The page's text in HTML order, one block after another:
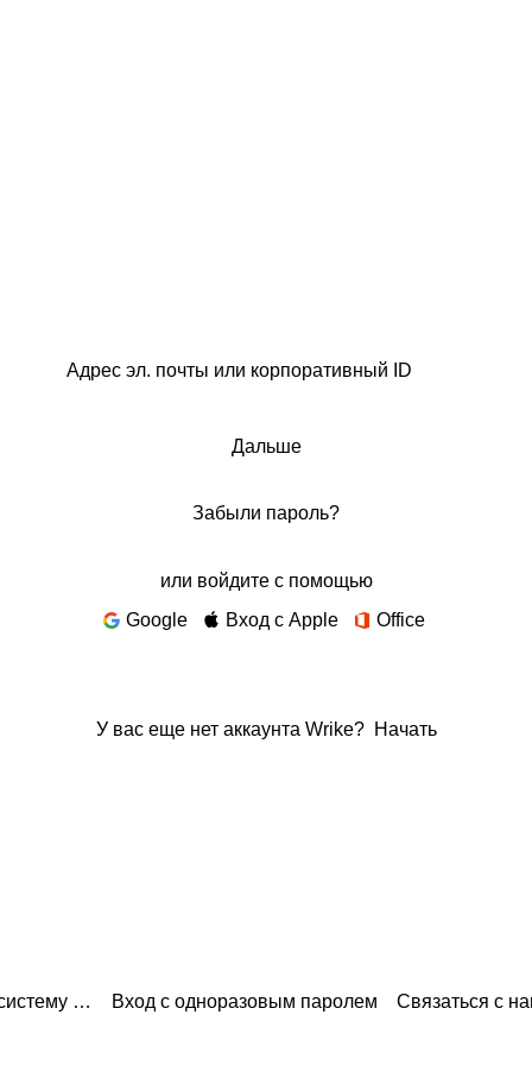
Дальше
Забыли пароль?
или войдите с помощью
Google
Вход с Apple Office
У вас еще нет аккаунта Wrike? Начать
здесьВход с одноразовым паролем Связаться с